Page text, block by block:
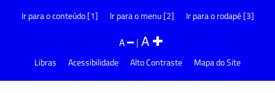
Ir para o conteúdo [1] Ir para o menu [2] Ir para o rodapé [3]
A |A
Libras Acessibilidade Alto Contraste Mapa do Site